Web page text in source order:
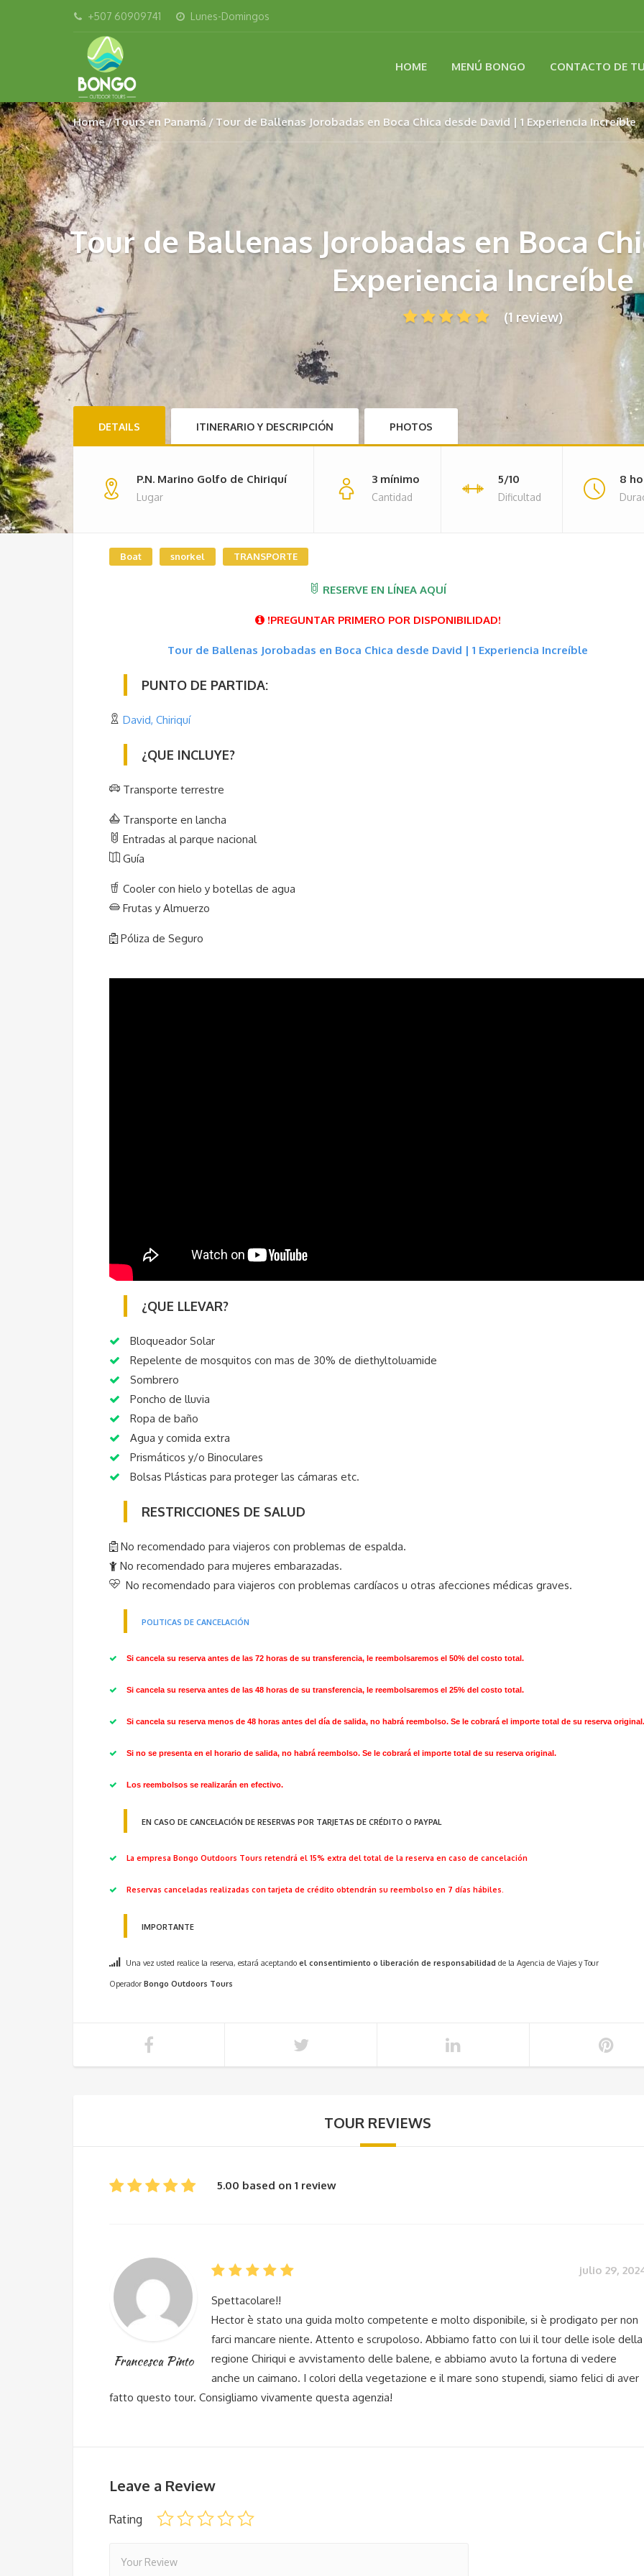
+507 60909741 Lunes-Domingos
HOME MENÚ BONGO CONTACTO DE
Home Tours en Panamá Tour de Ballenas Jorobadas en Boca Chica desde David | 1 Experiencia Increíble
Tour de Ballenas Jorobadas en Boca
Experiencia Increíble
(1 review)
DETAILS ITINERARIO Y DESCRIPCIÓN PHOTOS
P.N. Marino Golfo de Chiriquí
Lugar
3 mínimo
Cantidad
5/10
Dificultad
8
Boat snorkel TRANSPORTE
RESERVE EN LÍNEA AQUÍ
!PREGUNTAR PRIMERO POR DISPONIBILIDAD!
Tour de Ballenas Jorobadas en Boca Chica desde David | 1 Experiencia Increíble
PUNTO DE PARTIDA:
David, Chiriquí
¿QUE INCLUYE?
Transporte terrestre
Transporte en lancha
Entradas al parque nacional
Guía
Cooler con hielo y botellas de agua
Frutas y Almuerzo
Póliza de Seguro
¿QUE LLEVAR?
Bloqueador Solar
Repelente de mosquitos con mas de 30% de diethyltoluamide
Sombrero
Poncho de lluvia
Ropa de baño
Agua y comida extra
Prismáticos y/o Binoculares
Bolsas Plásticas para proteger las cámaras etc.
RESTRICCIONES DE SALUD
No recomendado para viajeros con problemas de espalda.
No recomendado para mujeres embarazadas.
No recomendado para viajeros con problemas cardíacos u otras afecciones médicas graves.
POLITICAS DE CANCELACIÓN
Si cancela su reserva antes de las 72 horas de su transferencia, le reembolsaremos el 50% del costo total.
Si cancela su reserva antes de las 48 horas de su transferencia, le reembolsaremos el 25% del costo total.
Si cancela su reserva menos de 48 horas antes del día de salida, no habrá reembolso. Se le cobrará el importe total de su reserva original.
Si no se presenta en el horario de salida, no habrá reembolso. Se le cobrará el importe total de su reserva original.
Los reembolsos se realizarán en efectivo.
EN CASO DE CANCELACIÓN DE RESERVAS POR TARJETAS DE CRÉDITO O PAYPAL
La empresa Bongo Outdoors Tours retendrá el 15% extra del total de la reserva en caso de cancelación
Reservas canceladas realizadas con tarjeta de crédito obtendrán su reembolso en 7 días hábiles.
IMPORTANTE
Una vez usted realice la reserva, estará aceptando el consentimiento o liberación de responsabilidad de la Agencia de Viajes y Tour
Operador Bongo Outdoors Tours
TOUR REVIEWS
5.00 based on 1 review
Francesca Pinto
julio 29,
Spettacolare!!
Hector è stato una guida molto competente e molto disponibile, si è prodigato per non
farci mancare niente. Attento e scrupoloso. Abbiamo fatto con lui il tour delle isole della
regione Chiriqui e avvistamento delle balene, e abbiamo avuto la fortuna di vedere
anche un caimano. I colori della vegetazione e il mare sono stupendi, siamo felici di aver
fatto questo tour. Consigliamo vivamente questa agenzia!
Leave a Review
Rating